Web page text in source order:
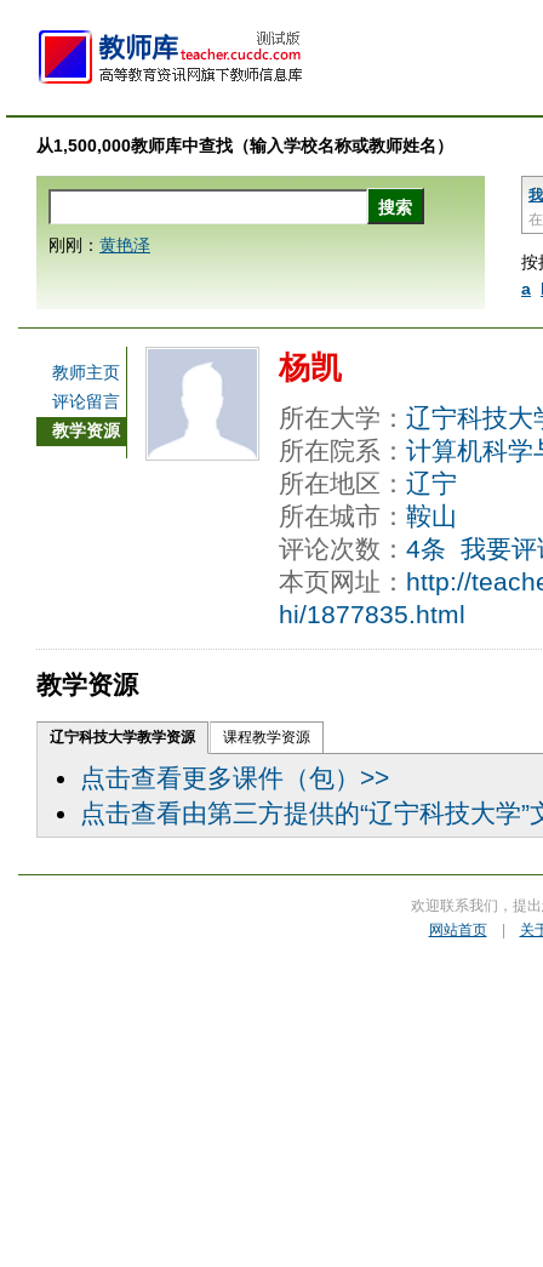
从1,500,000教师库中查找（输入学校名称或教师姓名）
按
a
刚刚： 黄艳泽
教师主页
评论留言
教学资源
杨凯
所在大学： 辽宁科技大
所在院系： 计算机科学
所在地区： 辽宁
所在城市： 鞍山
评论次数： 4条 我要评
本页网址： http://
hi/1877835.html
教学资源
辽宁科技大学教学资源 课程教学资源
点击查看更多课件（包）>>
点击查看由第三方提供的“辽宁科技大学”
欢迎联系我们，提
网站首页| 关